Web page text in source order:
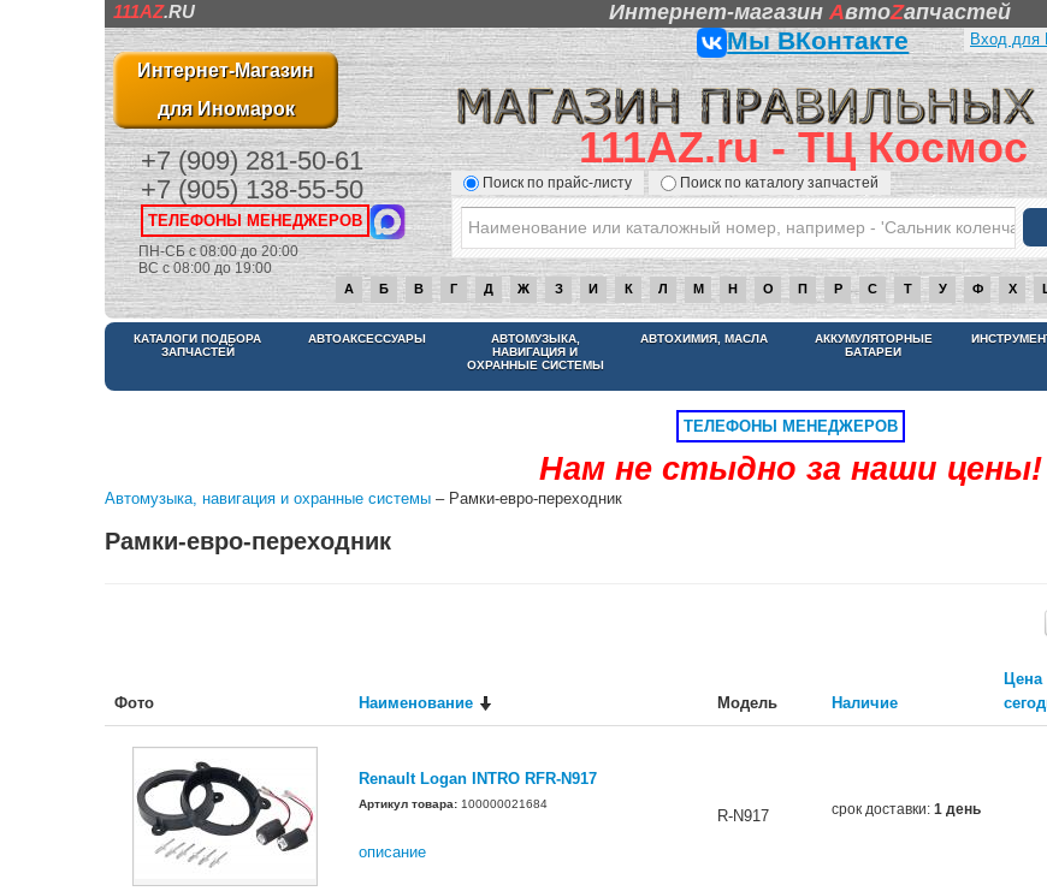
111AZ.RU Интернет-магазинAвтоZапчастей
Интернет-Магазин
для Иномарок
+7 (909) 281-50-61
+7 (905) 138-55-50
ТЕЛЕФОНЫ МЕНЕДЖЕРОВ
ПН-СБ с 08:00 до 20:00
ВС с 08:00 до 19:00
Мы ВКонтакте
111AZ.ru - ТЦ Космос
Поиск по прайс-листу Поиск по каталогу запчастей
Вход для
А Б В Г Д Ж З И К Л М Н О П Р С Т У Ф Х
НАМ НЕ СТЫДНО ЗА НАШИ ЦЕНЫ
КАТАЛОГИ ПОДБОРА
ЗАПЧАСТЕЙ
АВТОАКСЕССУАРЫ
АВТОМУЗЫКА,
НАВИГАЦИЯ И
ОХРАННЫЕ СИСТЕМЫ
АВТОХИМИЯ, МАСЛА
АККУМУЛЯТОРНЫЕ
БАТАРЕИ
ТЕЛЕФОНЫ МЕНЕДЖЕРОВ
Нам не стыдно за наши цены!
Автомузыка, навигация и охранные системы – Рамки-евро-переходник
Рамки-евро-переходник
Фото Наименование Модель Наличие
Цена
Renault Logan INTRO RFR-N917
Артикул товара: 100000021684
описание
R-N917 срок доставки: 1 день